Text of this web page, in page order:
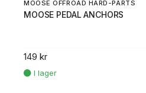
MOOSE OFFROAD HARD-PARTS
MOOSE PEDAL ANCHORS
149 kr